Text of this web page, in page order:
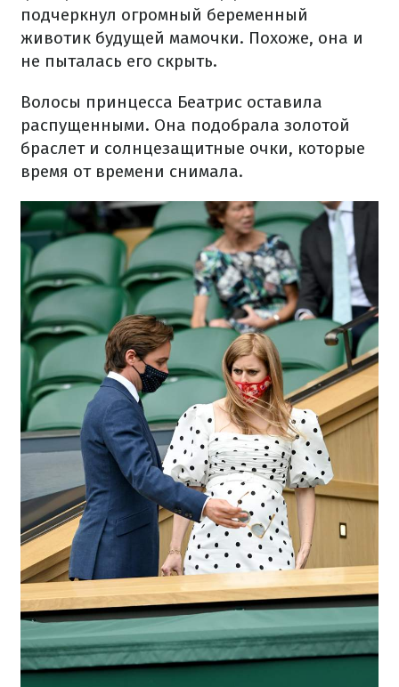
подчеркнул огромный беременный
животик будущей мамочки. Похоже, она и
не пыталась его скрыть.
Волосы принцесса Беатрис оставила
распущенными. Она подобрала золотой
браслет и солнцезащитные очки, которые
время от времени снимала.